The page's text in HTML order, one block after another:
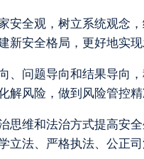
安全观，树立系统观念
新安全格局，更好地实
、问题导向和结果导向
解风险，做到风险管控
思维和法治方式提高安
立法、严格执法、公正